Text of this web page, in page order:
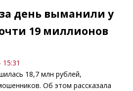
день выманили у
19 миллионов
18,7 млн рублей,
Об этом рассказала